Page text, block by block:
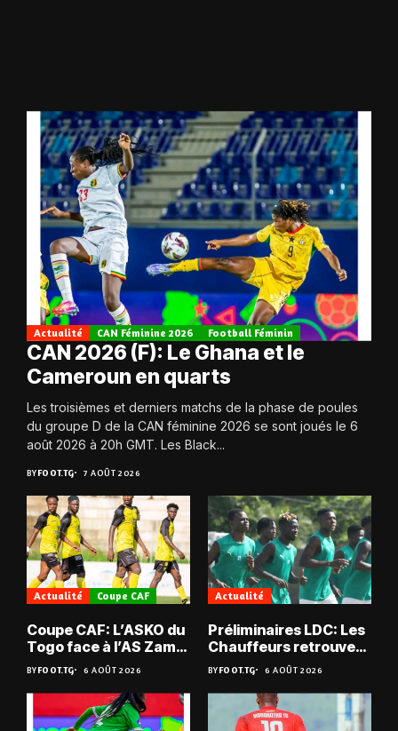
Actualité CAN Féminine 2026 Football Féminin
CAN 2026 (F): Le Ghana et le
Cameroun en quarts
Les troisièmes et derniers matchs de la phase de poules
du groupe D de la CAN féminine 2026 se sont joués le 6
août 2026 à 20h GMT. Les Black...
BYFOOT.TG 7 AOÛT 2026
Actualité Coupe CAF
Coupe CAF: L’ASKO du
Togo face à l’AS Zam
du Niger
BYFOOT.TG 6 AOÛT 2026
Actualité
Préliminaires LDC: Les
Chauffeurs retrouvent
les Mimos
BYFOOT.TG 6 AOÛT 2026